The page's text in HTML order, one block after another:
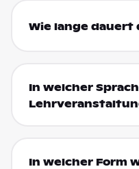
Wie lange dauert
In welcher
In welcher Form